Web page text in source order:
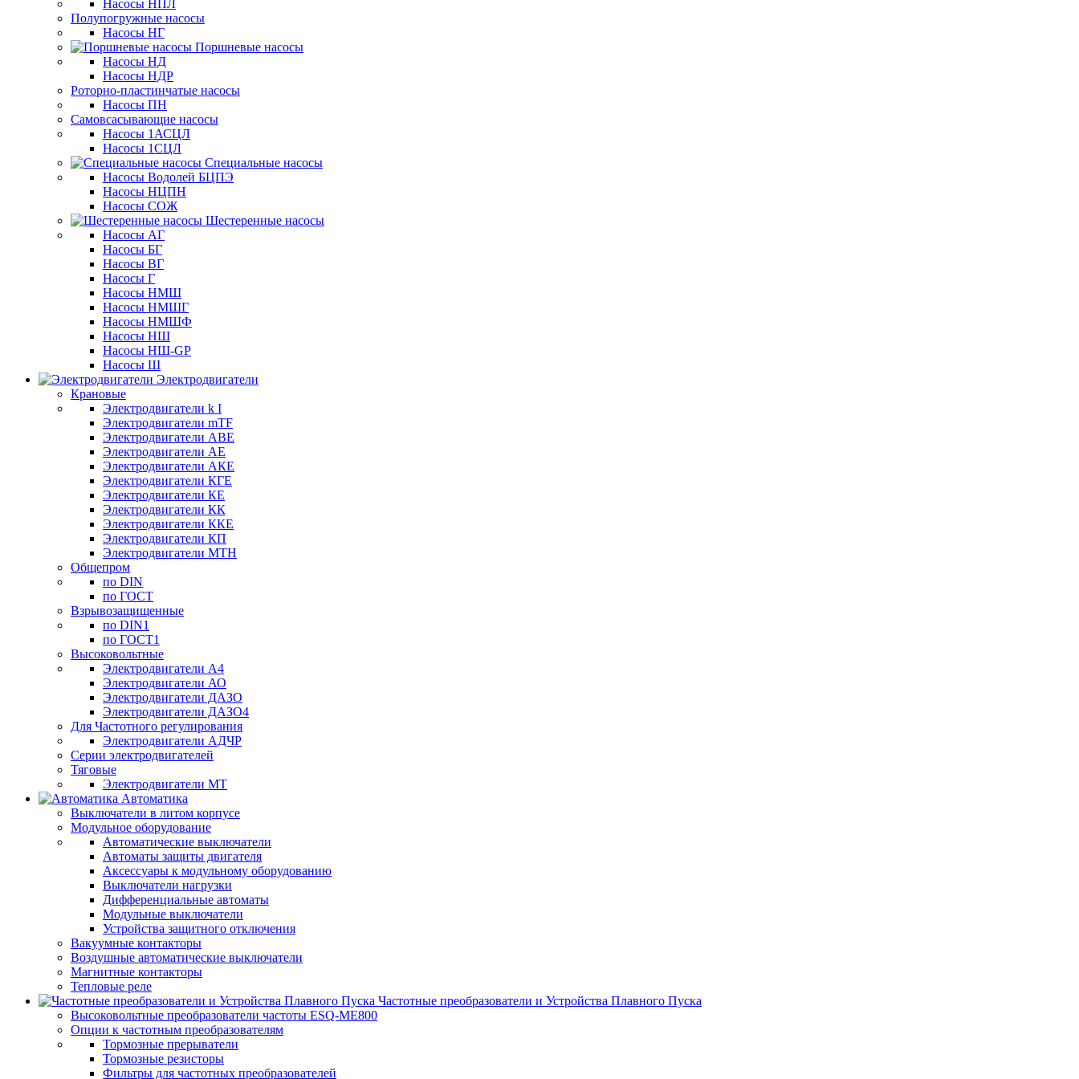
Насосы НПЛ
Полупогружные насосы
Насосы НГ
Поршневые насосы
Насосы НД
Насосы НДР
Роторно-пластинчатые насосы
Насосы ПН
Самовсасывающие насосы
Насосы 1АСЦЛ
Насосы 1СЦЛ
Специальные насосы
Насосы Водолей БЦПЭ
Насосы НЦПН
Насосы СОЖ
Шестеренные насосы
Насосы АГ
Насосы БГ
Насосы ВГ
Насосы Г
Насосы НМШ
Насосы НМШГ
Насосы НМШФ
Насосы НШ
Насосы НШ-GP
Насосы Ш
Электродвигатели
Крановые
Электродвигатели k I
Электродвигатели mTF
Электродвигатели АВЕ
Электродвигатели АЕ
Электродвигатели АКЕ
Электродвигатели КГЕ
Электродвигатели КЕ
Электродвигатели КК
Электродвигатели ККЕ
Электродвигатели КП
Электродвигатели МТН
Общепром
по DIN
по ГОСТ
Взрывозащищенные
по DIN1
по ГОСТ1
Высоковольтные
Электродвигатели А4
Электродвигатели АО
Электродвигатели ДАЗО
Электродвигатели ДАЗО4
Для Частотного регулирования
Электродвигатели АДЧР
Серии электродвигателей
Тяговые
Электродвигатели МТ
Автоматика
Выключатели в литом корпусе
Модульное оборудование
Автоматические выключатели
Автоматы защиты двигателя
Аксессуары к модульному оборудованию
Выключатели нагрузки
Дифференциальные автоматы
Модульные выключатели
Устройства защитного отключения
Вакуумные контакторы
Воздушные автоматические выключатели
Магнитные контакторы
Тепловые реле
Частотные преобразователи и Устройства Плавного Пуска
Высоковольтные преобразователи частоты ESQ-ME800
Опции к частотным преобразователям
Тормозные прерыватели
Тормозные резисторы
Фильтры для частотных преобразователей